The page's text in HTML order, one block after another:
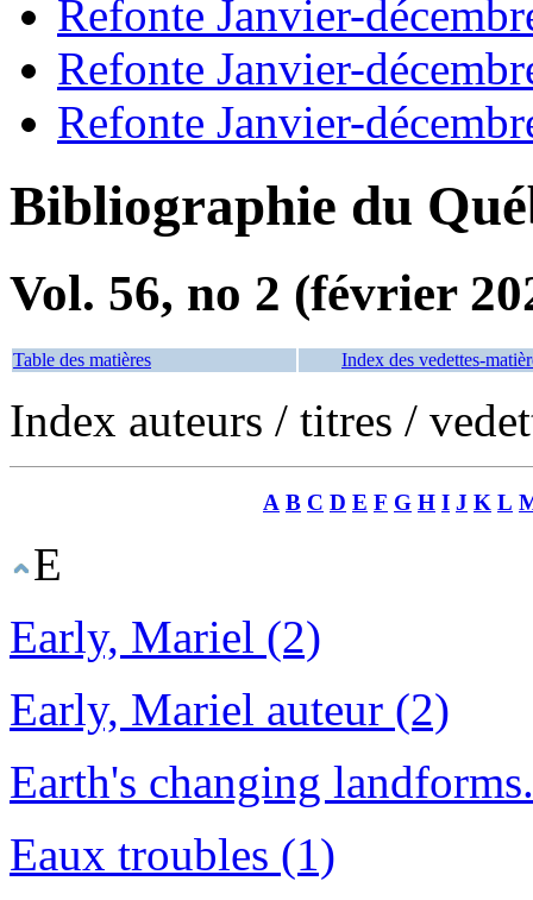
Refonte Janvier-
Refonte Janvier-
Refonte Janvier-
Bibliographie du
Vol. 56, no 2 (février
Table des matières Index des vedettes-
Index auteurs / titres /
A B C D E F G H I J K L
E
Early, Mariel (2)
Early, Mariel auteur (2)
Earth's changing
Eaux troubles (1)